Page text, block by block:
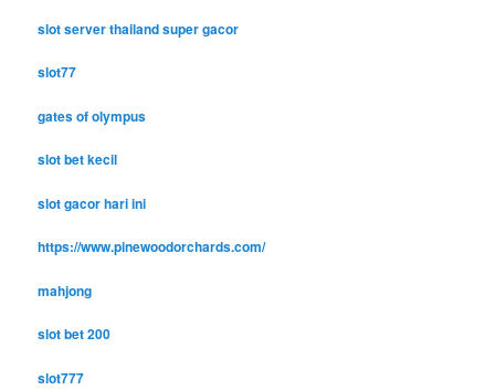
slot server thailand super gacor
slot77
gates of olympus
slot bet kecil
slot gacor hari ini
https://www.pinewoodorchards.com/
mahjong
slot bet 200
slot777